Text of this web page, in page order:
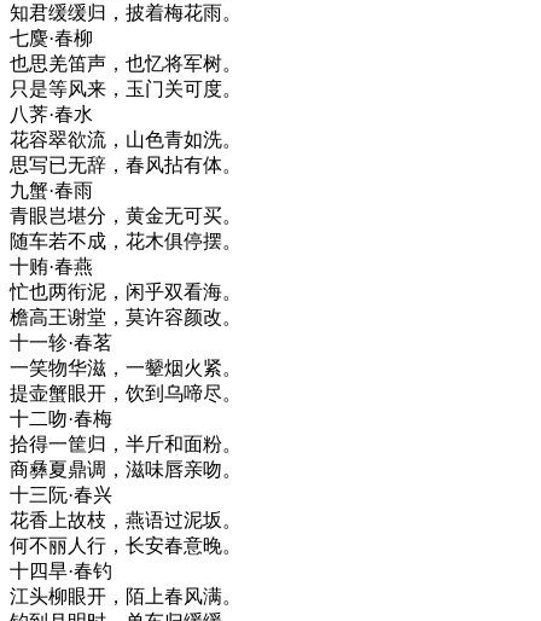
知君缓缓归，披着梅花雨。
七麌·春柳
也思羌笛声，也忆将军树。
只是等风来，玉门关可度。
八荠·春水
花容翠欲流，山色青如洗。
思写已无辞，春风拈有体。
九蟹·春雨
青眼岂堪分，黄金无可买。
随车若不成，花木俱停摆。
十贿·春燕
忙也两衔泥，闲乎双看海。
檐高王谢堂，莫许容颜改。
十一轸·春茗
一笑物华滋，一颦烟火紧。
提壶蟹眼开，饮到乌啼尽。
十二吻·春梅
拾得一筐归，半斤和面粉。
商彝夏鼎调，滋味唇亲吻。
十三阮·春兴
花香上故枝，燕语过泥坂。
何不丽人行，长安春意晚。
十四旱·春钓
江头柳眼开，陌上春风满。